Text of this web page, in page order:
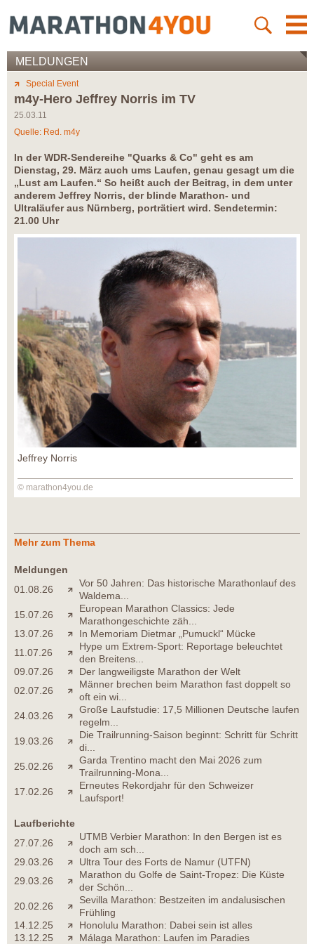
MELDUNGEN
Special Event
m4y-Hero Jeffrey Norris im TV
25.03.11
Quelle: Red. m4y
In der WDR-Sendereihe "Quarks & Co" geht es am
Dienstag, 29. März auch ums Laufen, genau gesagt um die
„Lust am Laufen.“ So heißt auch der Beitrag, in dem unter
anderem Jeffrey Norris, der blinde Marathon- und
Ultraläufer aus Nürnberg, porträtiert wird. Sendetermin:
21.00 Uhr
Jeffrey Norris
© marathon4you.de
Mehr zum Thema
Meldungen
01.08.26
Vor 50 Jahren: Das historische Marathonlauf des
Waldema...
15.07.26
European Marathon Classics: Jede
Marathongeschichte zäh...
13.07.26
In Memoriam Dietmar „Pumuckl“ Mücke
11.07.26
Hype um Extrem-Sport: Reportage beleuchtet
den Breitens...
09.07.26
Der langweiligste Marathon der Welt
02.07.26
Männer brechen beim Marathon fast doppelt so
oft ein wi...
24.03.26
Große Laufstudie: 17,5 Millionen Deutsche laufen
regelm...
19.03.26
Die Trailrunning-Saison beginnt: Schritt für Schritt
di...
25.02.26
Garda Trentino macht den Mai 2026 zum
Trailrunning-Mona...
17.02.26
Erneutes Rekordjahr für den Schweizer
Laufsport!
Laufberichte
27.07.26
UTMB Verbier Marathon: In den Bergen ist es
doch am sch...
29.03.26
Ultra Tour des Forts de Namur (UTFN)
29.03.26
Marathon du Golfe de Saint-Tropez: Die Küste
der Schön...
20.02.26
Sevilla Marathon: Bestzeiten im andalusischen
Frühling
14.12.25
Honolulu Marathon: Dabei sein ist alles
13.12.25
Málaga Marathon: Laufen im Paradies